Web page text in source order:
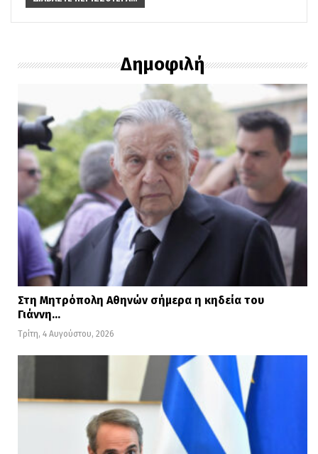
Δημοφιλή
Στη Μητρόπολη Αθηνών σήμερα η κηδεία του
Γιάννη…
Τρίτη, 4 Αυγούστου, 2026